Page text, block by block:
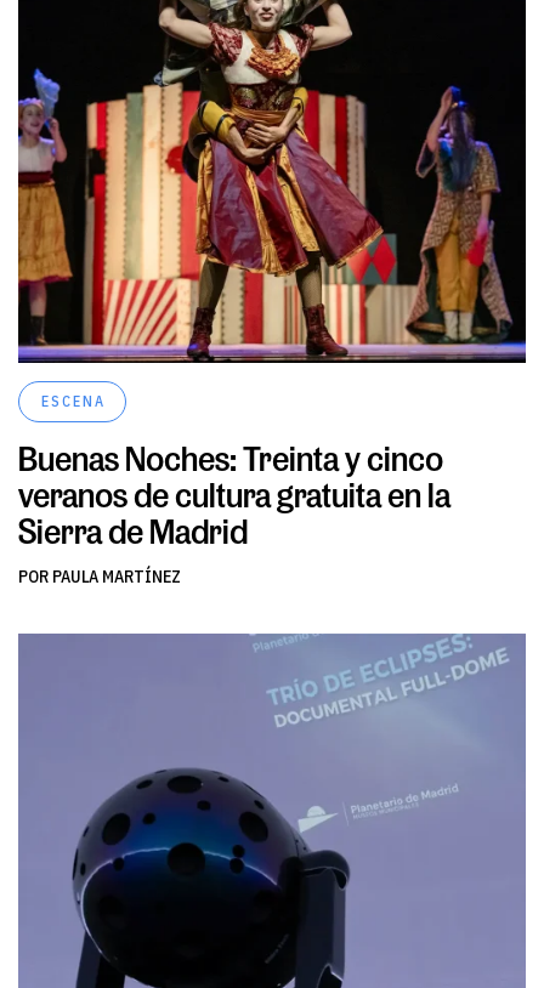
ESCENA
Buenas Noches: Treinta y cinco
veranos de cultura gratuita en la
Sierra de Madrid
POR PAULA MARTÍNEZ